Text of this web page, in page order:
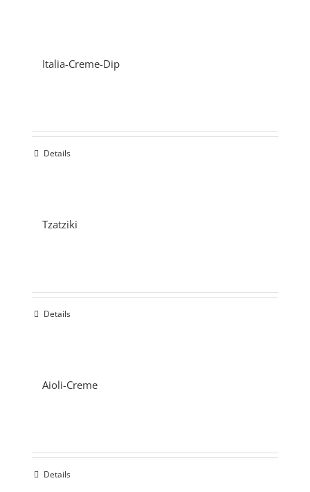
Italia-Creme-Dip
Details
Tzatziki
Details
Aioli-Creme
Details